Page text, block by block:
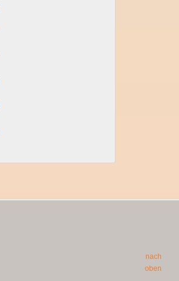
nach
oben